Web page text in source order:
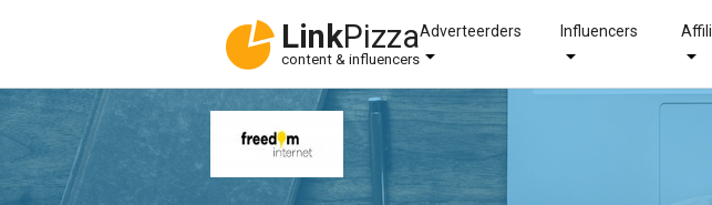
LinkPizza
content & influencers
Adverteerders Influencers